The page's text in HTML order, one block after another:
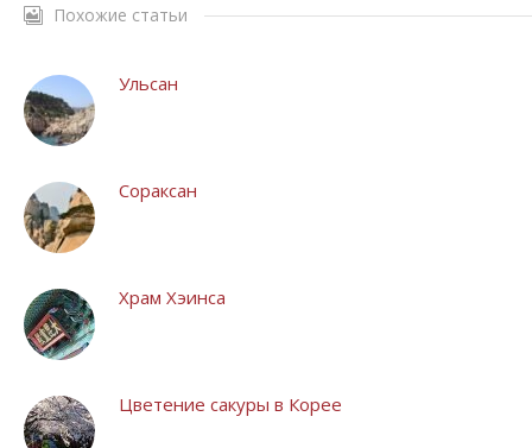
Похожие статьи
Ульсан
Сораксан
Храм Хэинса
Цветение сакуры в Корее